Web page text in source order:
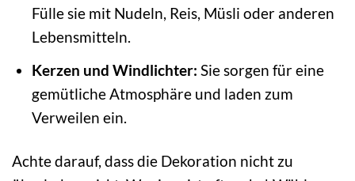
Fülle sie mit Nudeln, Reis, Müsli oder anderen
Lebensmitteln.
Kerzen und Windlichter: Sie sorgen für eine
gemütliche Atmosphäre und laden zum
Verweilen ein.
Achte darauf, dass die Dekoration nicht zu